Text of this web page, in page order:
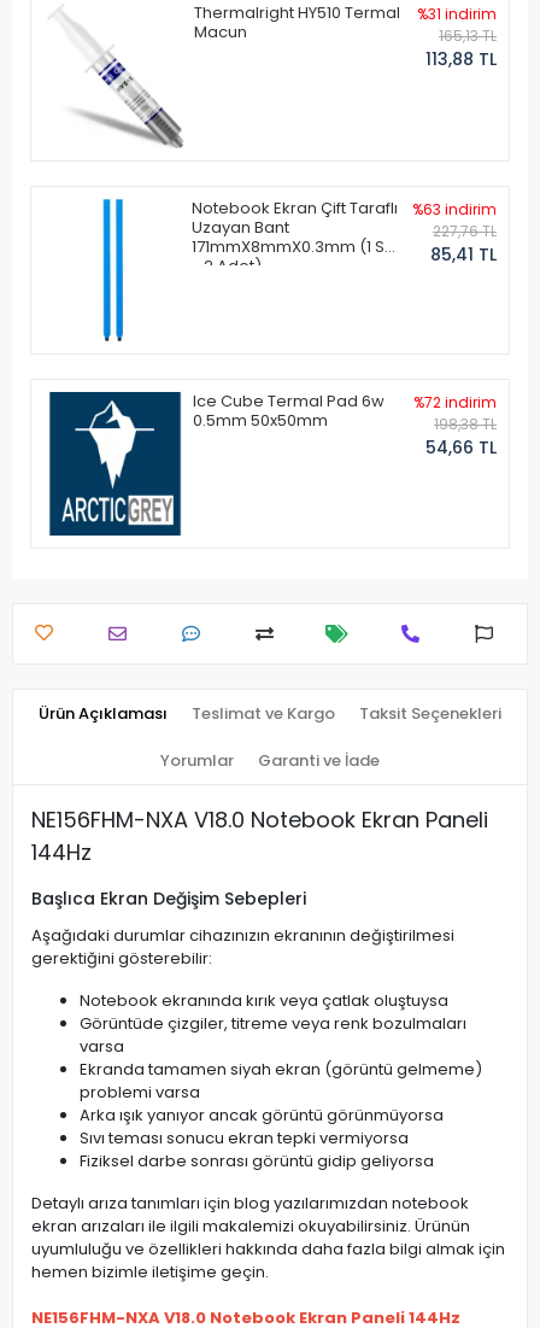
Thermalright HY510 Termal
Macun
%31 indirim
165,13 TL
113,88 TL
Notebook Ekran Çift Taraflı
Uzayan Bant
171mmX8mmX0.3mm (1 Set
- 2 Adet)
%63 indirim
227,76 TL
85,41 TL
Ice Cube Termal Pad 6w
0.5mm 50x50mm
%72 indirim
198,38 TL
54,66 TL
Ürün Açıklaması Teslimat ve Kargo Taksit Seçenekleri
Yorumlar Garanti ve İade
NE156FHM-NXA V18.0 Notebook Ekran Paneli
144Hz
Başlıca Ekran Değişim Sebepleri
Aşağıdaki durumlar cihazınızın ekranının değiştirilmesi
gerektiğini gösterebilir:
Notebook ekranında kırık veya çatlak oluştuysa
Görüntüde çizgiler, titreme veya renk bozulmaları
varsa
Ekranda tamamen siyah ekran (görüntü gelmeme)
problemi varsa
Arka ışık yanıyor ancak görüntü görünmüyorsa
Sıvı teması sonucu ekran tepki vermiyorsa
Fiziksel darbe sonrası görüntü gidip geliyorsa
Detaylı arıza tanımları için blog yazılarımızdan notebook
ekran arızaları ile ilgili makalemizi okuyabilirsiniz. Ürünün
uyumluluğu ve özellikleri hakkında daha fazla bilgi almak için
hemen bizimle iletişime geçin.
NE156FHM-NXA V18.0 Notebook Ekran Paneli 144Hz